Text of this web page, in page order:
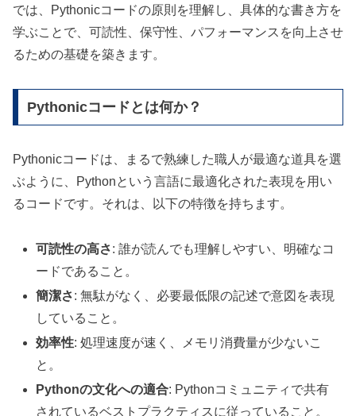
では、Pythonicコードの原則を理解し、具体的な書き方を
学ぶことで、可読性、保守性、パフォーマンスを向上させ
るための基礎を築きます。
Pythonicコードとは何か？
Pythonicコードは、まるで熟練した職人が最適な道具を選
ぶように、Pythonという言語に最適化された表現を用い
るコードです。それは、以下の特徴を持ちます。
可読性の高さ: 誰が読んでも理解しやすい、明確なコ
ードであること。
簡潔さ: 無駄がなく、必要最低限の記述で意図を表現
していること。
効率性: 処理速度が速く、メモリ消費量が少ないこ
と。
Pythonの文化への適合: Pythonコミュニティで共有
されているベストプラクティスに従っていること。